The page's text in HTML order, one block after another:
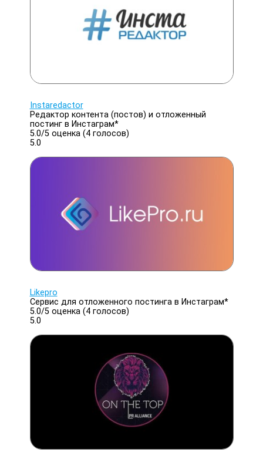
Instaredactor
Редактор контента (постов) и отложенный
постинг в Инстаграм*
5.0/5оценка (4 голосов)
5.0
Likepro
Сервис для отложенного постинга в Инстаграм*
5.0/5оценка (4 голосов)
5.0